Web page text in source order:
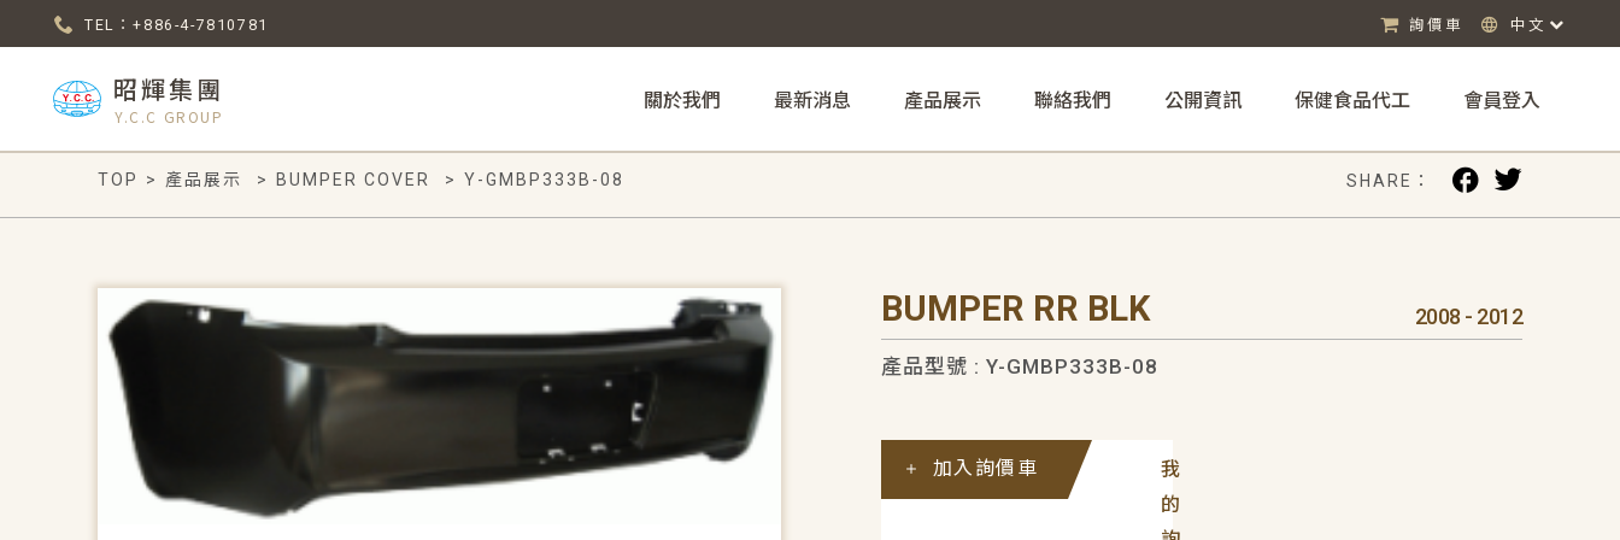
TEL：+886-4-7810781 詢價車 中文
昭輝集團
Y.C.C GROUP
關於我們 最新消息 產品展示 聯絡我們 公開資訊 保健食品代工 會員登入
TOP > 產品展示 > BUMPER COVER > Y-GMBP333B-08 SHARE：
BUMPER RR BLK 2008 - 2012
產品型號 : Y-GMBP333B-08
我
的
加入詢價車